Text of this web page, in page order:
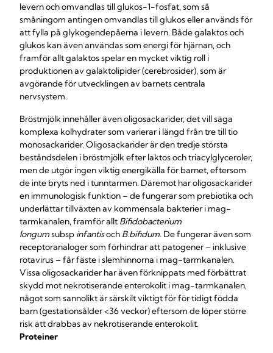
levern och omvandlas till glukos-1-fosfat, som så
småningom antingen omvandlas till glukos eller används för
att fylla på glykogendepåerna i levern. Både galaktos och
glukos kan även användas som energi för hjärnan, och
framför allt galaktos spelar en mycket viktig roll i
produktionen av galaktolipider (cerebrosider), som är
avgörande för utvecklingen av barnets centrala
nervsystem.
Bröstmjölk innehåller även oligosackarider, det vill säga
komplexa kolhydrater som varierar i längd från tre till tio
monosackarider. Oligosackarider är den tredje största
beståndsdelen i bröstmjölk efter laktos och triacylglyceroler,
men de utgör ingen viktig energikälla för barnet, eftersom
de inte bryts ned i tunntarmen. Däremot har oligosackarider
en immunologisk funktion – de fungerar som prebiotika och
underlättar tillväxten av kommensala bakterier i mag-
tarmkanalen, framför allt Bifidobacterium
longumsubsp infantisoch B.bifidum. De fungerar även som
receptoranaloger som förhindrar att patogener – inklusive
rotavirus – får fäste i slemhinnorna i mag-tarmkanalen.
Vissa oligosackarider har även förknippats med förbättrat
skydd mot nekrotiserande enterokolit i mag-tarmkanalen,
något som sannolikt är särskilt viktigt för för tidigt födda
barn (gestationsålder <36 veckor) eftersom de löper större
risk att drabbas av nekrotiserande enterokolit.
Proteiner